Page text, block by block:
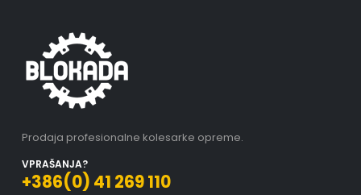
Prodaja profesionalne kolesarke opreme.
VPRAŠANJA?
+386(0) 41 269 110